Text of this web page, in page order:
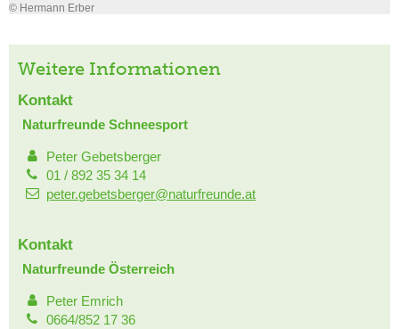
© Hermann Erber
Weitere Informationen
Kontakt
Naturfreunde Schneesport
Peter Gebetsberger
01 / 892 35 34 14
peter.gebetsberger@naturfreunde.at
Kontakt
Naturfreunde Österreich
Peter Emrich
0664/852 17 36